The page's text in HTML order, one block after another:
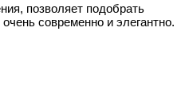
позволяет подобрать
современно и элегантно.